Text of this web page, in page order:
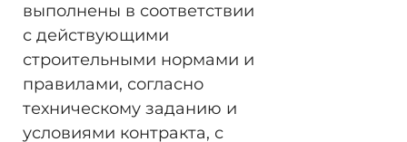
выполнены в соответствии
с действующими
строительными нормами и
правилами, согласно
техническому заданию и
условиями контракта, с